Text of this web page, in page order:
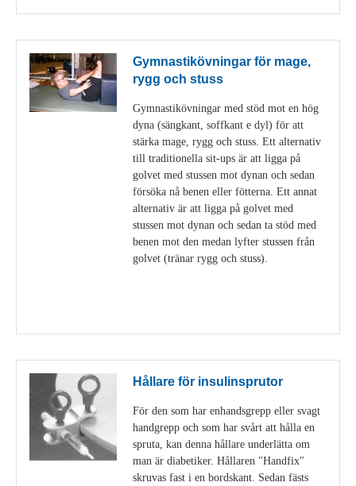
Gymnastikövningar för mage,
rygg och stuss
Gymnastikövningar med stöd mot en hög
dyna (sängkant, soffkant e dyl) för att
stärka mage, rygg och stuss. Ett alternativ
till traditionella sit-ups är att ligga på
golvet med stussen mot dynan och sedan
försöka nå benen eller fötterna. Ett annat
alternativ är att ligga på golvet med
stussen mot dynan och sedan ta stöd med
benen mot den medan lyfter stussen från
golvet (tränar rygg och stuss).
Hållare för insulinsprutor
För den som har enhandsgrepp eller svagt
handgrepp och som har svårt att hålla en
spruta, kan denna hållare underlätta om
man är diabetiker. Hållaren "Handfix"
skruvas fast i en bordskant. Sedan fästs